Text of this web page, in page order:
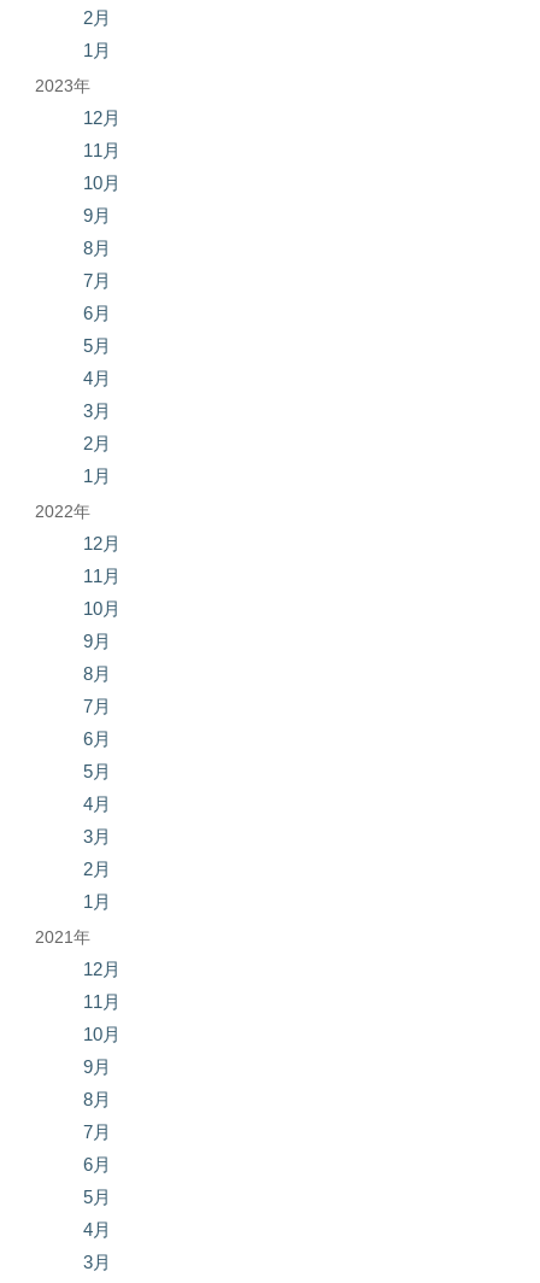
2月
1月
2023年
12月
11月
10月
9月
8月
7月
6月
5月
4月
3月
2月
1月
2022年
12月
11月
10月
9月
8月
7月
6月
5月
4月
3月
2月
1月
2021年
12月
11月
10月
9月
8月
7月
6月
5月
4月
3月